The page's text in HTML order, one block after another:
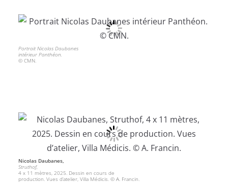
Portrait Nicolas Daubanes
intérieur Panthéon.
© CMN.
Nicolas Daubanes,
Struthof,
4 x 11 mètres, 2025. Dessin en cours de
production. Vues d’atelier, Villa Médicis. © A. Francin.